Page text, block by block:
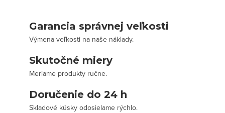
Garancia správnej veľkosti
Výmena veľkosti na naše náklady.
Skutočné miery
Meriame produkty ručne.
Doručenie do 24 h
Skladové kúsky odosielame rýchlo.